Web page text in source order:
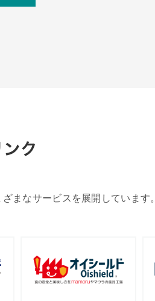
まなサービスを展開しています。